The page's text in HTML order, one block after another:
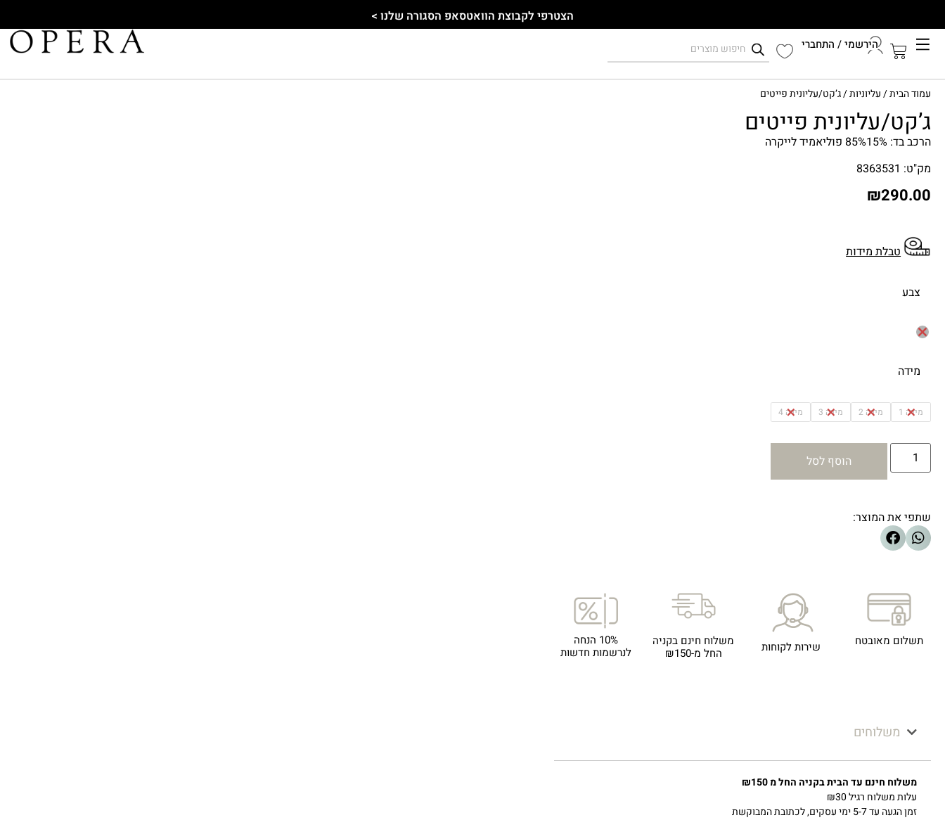
הצטרפי לקבוצת הוואטסאפ הסגורה שלנו >
הירשמי / התחברי
עמוד הבית/עליוניות/ ג’קט/עליונית פייטים
ג’קט/עליונית פייטים
הרכב בד: 85%15% פוליאמיד לייקרה
מק"ט: 8363531
₪290.00
טבלת מידות
צבע
מידה
מידה 1 מידה 2 מידה 3 מידה 4
הוסף לסל
שתפי את המוצר:
תשלום מאובטח שירות לקוחות
משלוח חינם בקניה
החל מ-₪150
10% הנחה
לנרשמות חדשות
משלוחים
משלוח חינם עד הבית בקניה החל מ ₪150
עלות משלוח רגיל ₪30
זמן הגעה עד 5-7 ימי עסקים, לכתובת המבוקשת